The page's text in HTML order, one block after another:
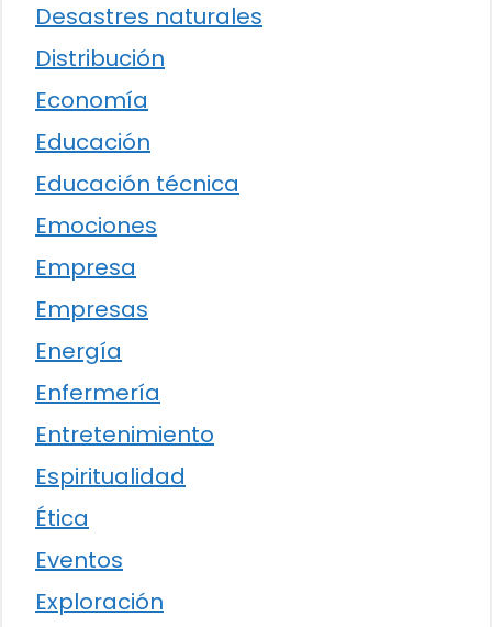
Desastres naturales
Distribución
Economía
Educación
Educación técnica
Emociones
Empresa
Empresas
Energía
Enfermería
Entretenimiento
Espiritualidad
Ética
Eventos
Exploración